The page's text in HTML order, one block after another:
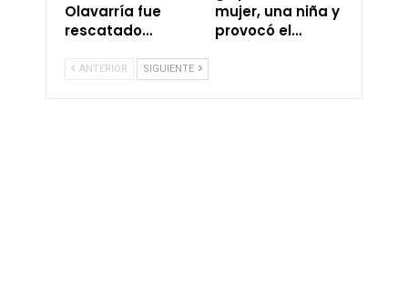
Olavarría fue
rescatado…
mujer, una niña y
provocó el…
ANTERIOR SIGUIENTE